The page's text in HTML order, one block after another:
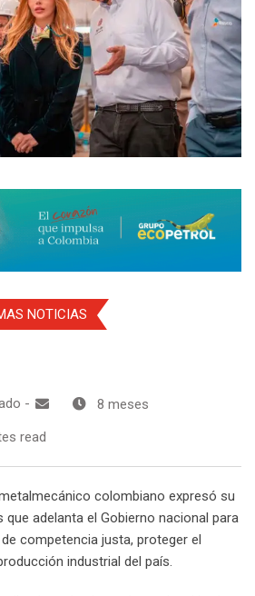
NOTICIAS
- 8 meses
read
colombiano expresó su
adelanta el Gobierno nacional para
competencia justa, proteger el
industrial del país.